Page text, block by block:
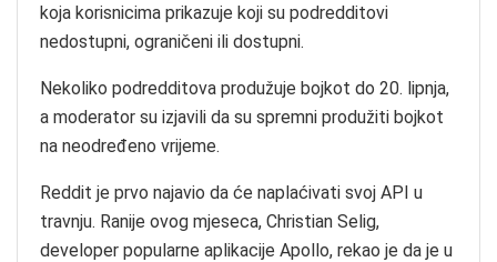
koja korisnicima prikazuje koji su podredditovi
nedostupni, ograničeni ili dostupni.
Nekoliko podredditova produžuje bojkot do 20. lipnja,
a moderator su izjavili da su spremni produžiti bojkot
na neodređeno vrijeme.
Reddit je prvo najavio da će naplaćivati svoj API u
travnju. Ranije ovog mjeseca, Christian Selig,
developer popularne aplikacije Apollo, rekao je da je u